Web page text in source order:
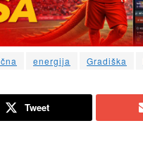
energija Gradiška
Tweet